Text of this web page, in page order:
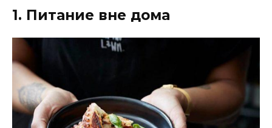
1. Питание вне дома